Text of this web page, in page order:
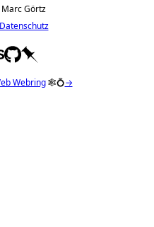
Görtz
Webring🕸💍→